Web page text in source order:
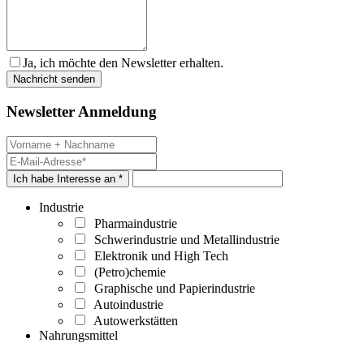
Ja, ich möchte den Newsletter erhalten.
Newsletter Anmeldung
Ich habe Interesse an *
Industrie
Pharmaindustrie
Schwerindustrie und Metallindustrie
Elektronik und High Tech
(Petro)chemie
Graphische und Papierindustrie
Autoindustrie
Autowerkstätten
Nahrungsmittel